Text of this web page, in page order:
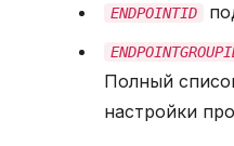
ENDPOINTID
Полный
настройки